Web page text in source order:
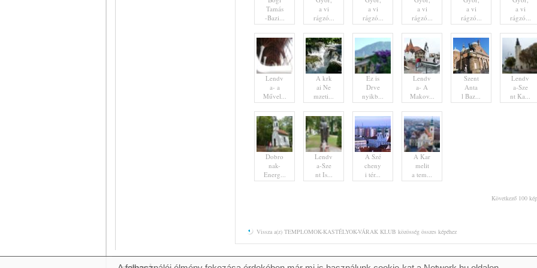
Tamás
-Bazi...
a vi
rágzó...
a vi
rágzó...
a vi
rágzó...
a vi
rágzó...
a vi
rágzó...
Lendv
a- a
Művel...
A krk
ai Ne
mzeti...
Ez is
Drve
nyikb...
Lendv
a- A
Makov...
Szent
Anta
l Baz...
Lendv
a-Sze
nt Ka...
Dobro
nak-
Energ...
Lendv
a-Sze
nt Is...
A Szé
cheny
i tér...
A Kar
melit
a tem...
Következő 100
Vissza a(z) TEMPLOMOK-KASTÉLYOK-VÁRAK KLUB közösség összes képéhez